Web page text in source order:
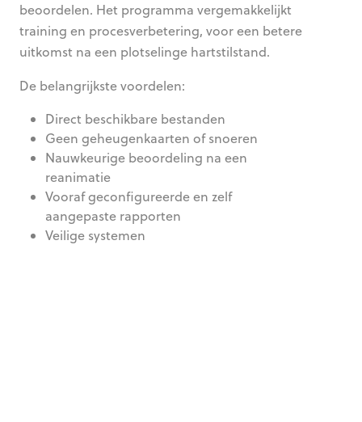
beoordelen. Het programma vergemakkelijkt
training en procesverbetering, voor een betere
uitkomst na een plotselinge hartstilstand.
De belangrijkste voordelen:
Direct beschikbare bestanden
Geen geheugenkaarten of snoeren
Nauwkeurige beoordeling na een
reanimatie
Vooraf geconfigureerde en zelf
aangepaste rapporten
Veilige systemen